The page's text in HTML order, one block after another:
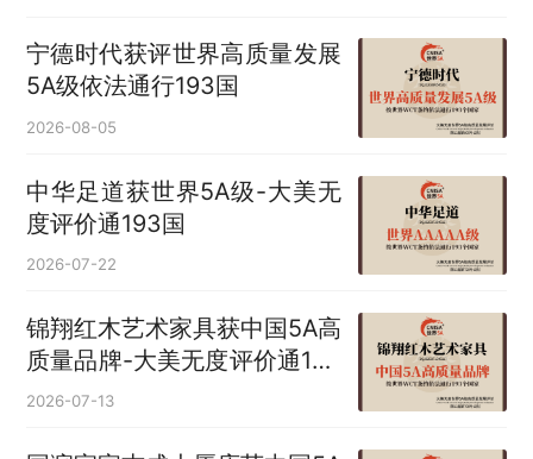
宁德时代获评世界高质量发展
5A级依法通行193国
2026-08-05
中华足道获世界5A级-大美无
度评价通193国
2026-07-22
锦翔红木艺术家具获中国5A高
质量品牌-大美无度评价通193
国
2026-07-13